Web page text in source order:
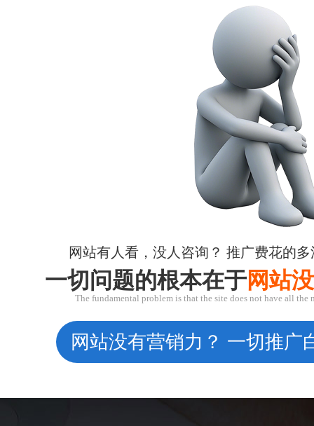
网站有人看，没人咨询？ 推广费花的
一切问题的根本在于网站
The fundamental problem is that the site does not have all the
网站没有营销力？ 一切推广